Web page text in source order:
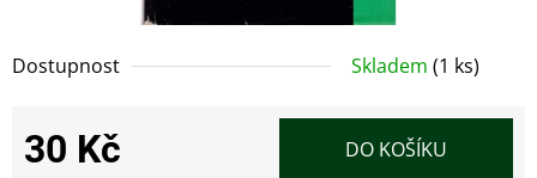
Dostupnost Skladem (1 ks)
30 Kč DO KOŠÍKU